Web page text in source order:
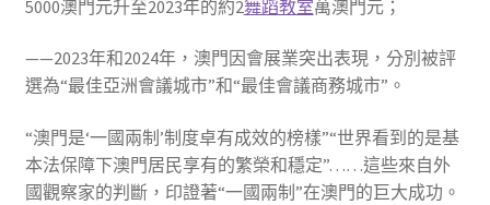
5000澳門元升至2023年的約2舞蹈教室萬澳門元；
——2023年和2024年，澳門因會展業突出表現，分別被評
選為“最佳亞洲會議城市”和“最佳會議商務城市”。
“澳門是‘一國兩制’制度卓有成效的榜樣”“世界看到的是基
本法保障下澳門居民享有的繁榮和穩定”……這些來自外
國觀察家的判斷，印證著“一國兩制”在澳門的巨大成功。